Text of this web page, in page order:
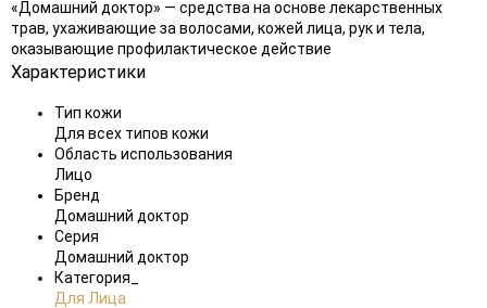
«Домашний доктор» — средства на основе лекарственных
трав, ухаживающие за волосами, кожей лица, рук и тела,
оказывающие профилактическое действие
Характеристики
Тип кожи
Для всех типов кожи
Область использования
Лицо
Бренд
Домашний доктор
Серия
Домашний доктор
Категория_
Для Лица